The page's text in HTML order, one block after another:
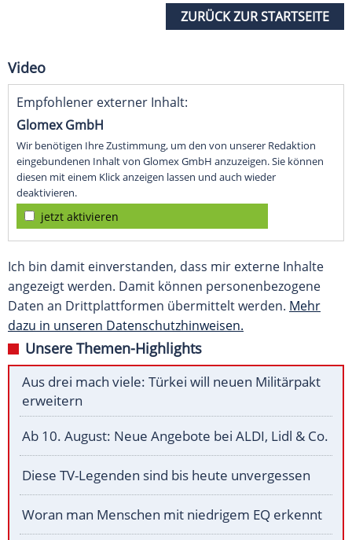
ZURÜCK ZUR STARTSEITE
Video
Empfohlener externer Inhalt:
Glomex GmbH
Wir benötigen Ihre Zustimmung, um den von unserer Redaktion
eingebundenen Inhalt von Glomex GmbH anzuzeigen. Sie können
diesen mit einem Klick anzeigen lassen und auch wieder
deaktivieren.
jetzt aktivieren
Ich bin damit einverstanden, dass mir externe Inhalte
angezeigt werden. Damit können personenbezogene
Daten an Drittplattformen übermittelt werden. Mehr
dazu in unseren Datenschutzhinweisen.
Unsere Themen-Highlights
Aus drei mach viele: Türkei will neuen Militärpakt
erweitern
Ab 10. August: Neue Angebote bei ALDI, Lidl & Co.
Diese TV-Legenden sind bis heute unvergessen
Woran man Menschen mit niedrigem EQ erkennt